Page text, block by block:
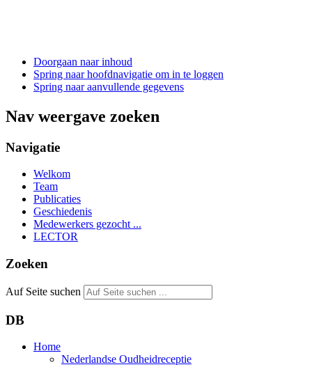
Doorgaan naar inhoud
Spring naar hoofdnavigatie om in te loggen
Spring naar aanvullende gegevens
Nav weergave zoeken
Navigatie
Welkom
Team
Publicaties
Geschiedenis
Medewerkers gezocht ...
LECTOR
Zoeken
Auf Seite suchen
DB
Home
Nederlandse Oudheidreceptie